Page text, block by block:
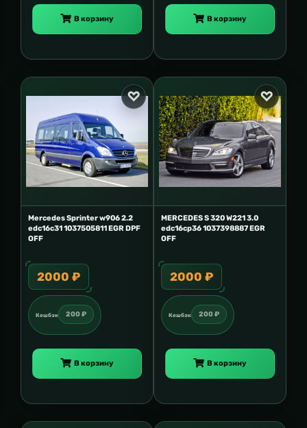
В корзину В корзину
Mercedes Sprinter w906 2.2
edc16c31 1037505811 EGR DPF
OFF
2000 ₽
Кешбэк 200 ₽
В корзину
MERCEDES S 320 W221 3.0
edc16cp36 1037398887 EGR
OFF
2000 ₽
Кешбэк 200 ₽
В корзину